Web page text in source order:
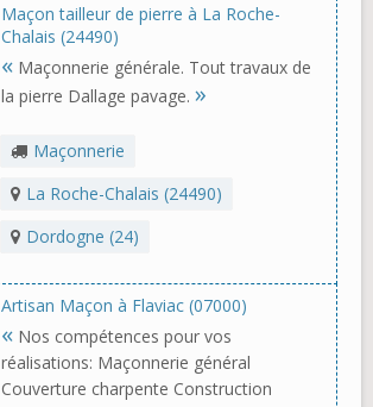
Maçon tailleur de pierre à La Roche-
Chalais (24490)
« Maçonnerie générale. Tout travaux de
la pierre Dallage pavage. »
Maçonnerie
La Roche-Chalais (24490)
Dordogne (24)
Artisan Maçon à Flaviac (07000)
« Nos compétences pour vos
réalisations: Maçonnerie général
Couverture charpente Construction